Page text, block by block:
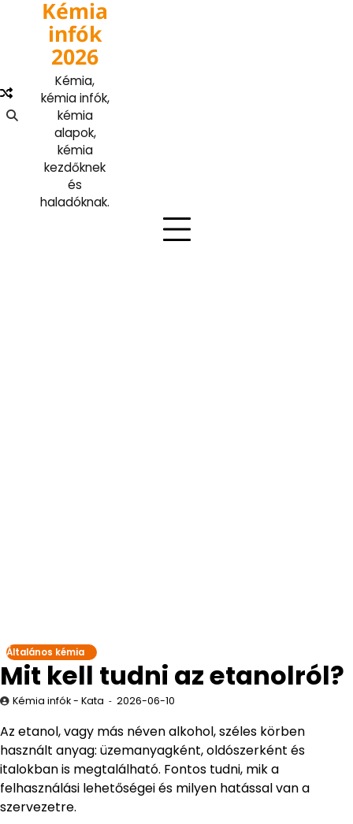
Kémia
infók
2026
Kémia,
kémia infók,
kémia
alapok,
kémia
kezdőknek
és
haladóknak.
Általános kémia
Mit kell tudni az etanolról?
Kémia infók - Kata 2026-06-10
Az etanol, vagy más néven alkohol, széles körben
használt anyag: üzemanyagként, oldószerként és
italokban is megtalálható. Fontos tudni, mik a
felhasználási lehetőségei és milyen hatással van a
szervezetre.